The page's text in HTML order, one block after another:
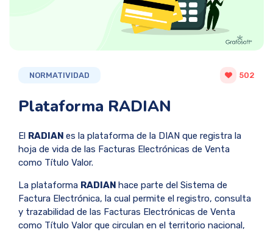
NORMATIVIDAD 502
Plataforma RADIAN
El RADIAN es la plataforma de la DIAN que registra la
hoja de vida de las Facturas Electrónicas de Venta
como Título Valor.
La plataforma RADIAN hace parte del Sistema de
Factura Electrónica, la cual permite el registro, consulta
y trazabilidad de las Facturas Electrónicas de Venta
como Título Valor que circulan en el territorio nacional,